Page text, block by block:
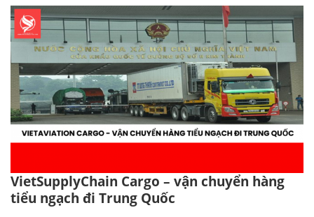
VietSupplyChain Cargo – vận chuyển hàng
tiểu ngạch đi Trung Quốc